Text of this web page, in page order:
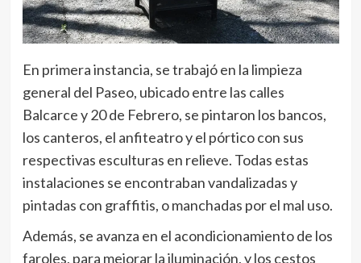
En primera instancia, se trabajó en la limpieza
general del Paseo, ubicado entre las calles
Balcarce y 20 de Febrero, se pintaron los bancos,
los canteros, el anfiteatro y el pórtico con sus
respectivas esculturas en relieve. Todas estas
instalaciones se encontraban vandalizadas y
pintadas con graffitis, o manchadas por el mal uso.
Además, se avanza en el acondicionamiento de los
faroles, para mejorar la iluminación, y los cestos